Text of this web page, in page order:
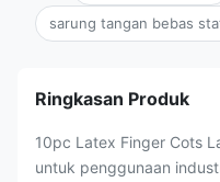
sarung tangan bebas
Ringkasan Produk
10pc Latex Finger Cots
untuk penggunaan